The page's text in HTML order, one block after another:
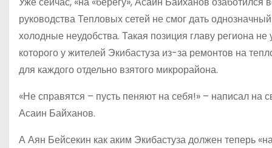
руководства Тепловых сетей не смог дать
холодные неудобства. Такая позиция главу региона
которого у жителей Экибастуза из-за ремонтов на
для каждого отдельно взятого микрорайона.
«Не справятся – пусть пеняют на себя!» – написал
Асаин Байханов.
А Аян Бейсекин как аким Экибастуза должен теперь